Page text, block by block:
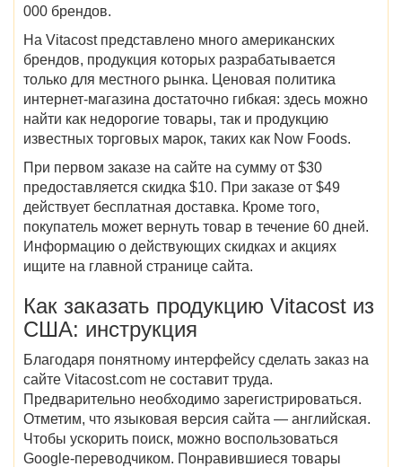
000 брендов.
На Vitacostпредставлено много американских
брендов, продукция которых разрабатывается
только для местного рынка. Ценовая политика
интернет-магазина достаточно гибкая: здесь можно
найти как недорогие товары, так и продукцию
известных торговых марок, таких как Now Foods.
При первом заказе на сайте на сумму от $30
предоставляется скидка $10. При заказе от $49
действует бесплатная доставка. Кроме того,
покупатель может вернуть товар в течение 60 дней.
Информацию о действующих скидках и акциях
ищите на главной странице сайта.
Как заказать продукцию Vitacost из
США: инструкция
Благодаря понятному интерфейсу сделать заказ на
сайте Vitacost.com не составит труда.
Предварительно необходимо зарегистрироваться.
Отметим, что языковая версия сайта — английская.
Чтобы ускорить поиск, можно воспользоваться
Google-переводчиком. Понравившиеся товары